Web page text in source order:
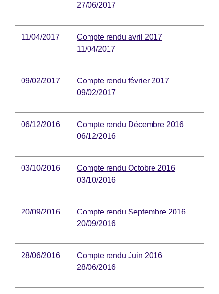
27/06/2017
11/04/2017
Compte rendu avril 2017
11/04/2017
09/02/2017
Compte rendu février 2017
09/02/2017
06/12/2016
Compte rendu Décembre 2016
06/12/2016
03/10/2016
Compte rendu Octobre 2016
03/10/2016
20/09/2016
Compte rendu Septembre 2016
20/09/2016
28/06/2016
Compte rendu Juin 2016
28/06/2016